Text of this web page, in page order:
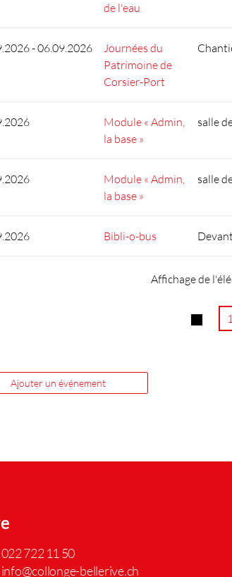
de l'eau
- 06.09.2026
Journées du
Patrimoine de
Corsier-Port
Module « Admin,
la base »
salle
Module « Admin,
la base »
salle
Bibli-o-bus
Affichage de
1
Ajouter un événement
022 722 11 50
info@collonge-bellerive.ch